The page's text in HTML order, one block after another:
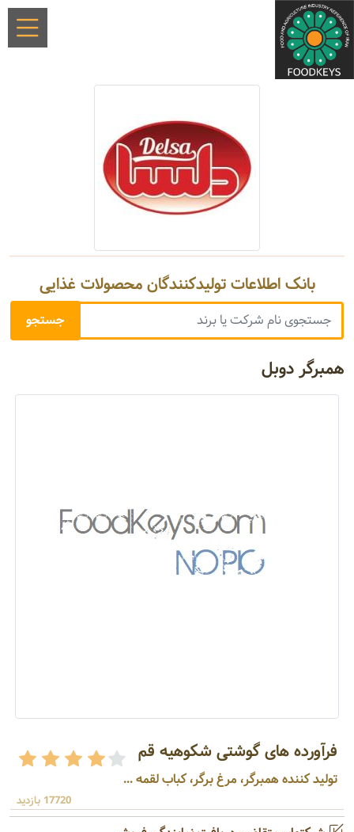
بانک اطلاعات تولیدکنندگان محصولات غذایی
همبرگر دوبل
فرآورده های گوشتی شکوهیه قم
تولید کننده همبرگر، مرغ برگر، کباب لقمه ...
17720 بازدید